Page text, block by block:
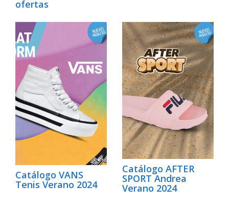
ofertas
Catálogo VANS
Tenis Verano 2024
Catálogo AFTER
SPORT Andrea
Verano 2024